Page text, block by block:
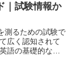
な選択肢となっ
け...
｜試験情報か
測るための試験で
広く認知されて
語の基礎的なス